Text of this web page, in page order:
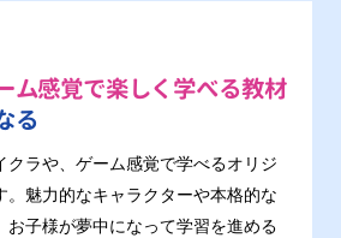
ム感覚で楽しく学べる教材
る
クラや、ゲーム感覚で学べるオリジ
。魅力的なキャラクターや本格的な
お子様が夢中になって学習を進める